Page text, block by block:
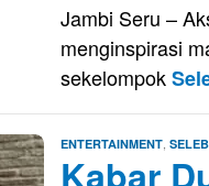
Jambi Seru –
menginspirasi
sekelompok
ENTERTAINMENT
Kabar